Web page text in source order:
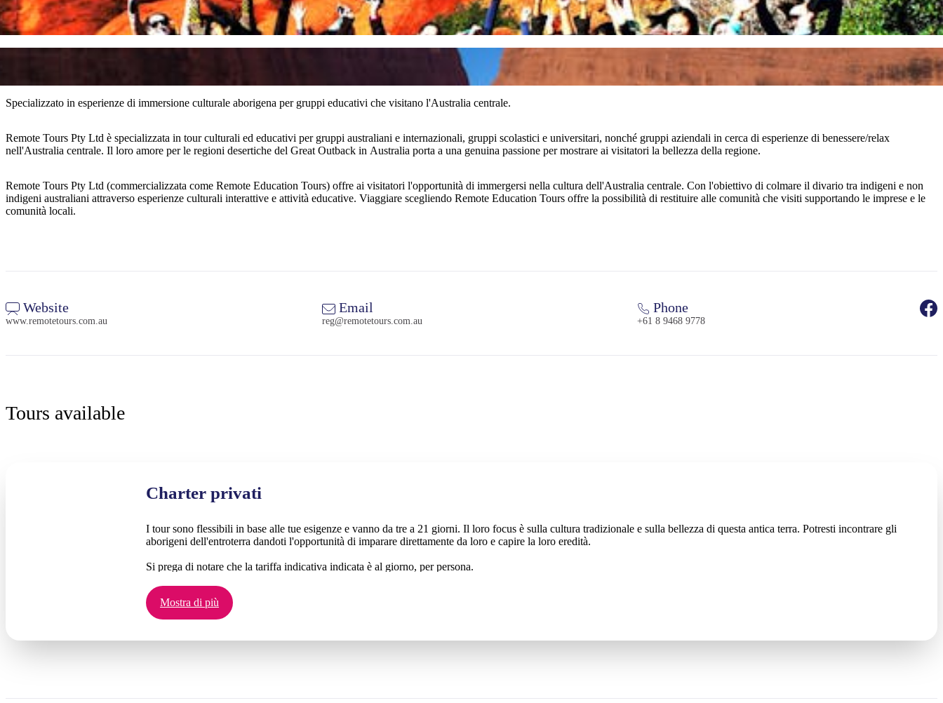
Specializzato in esperienze di immersione culturale aborigena per gruppi educativi che visitano l'Australia centrale.
Remote Tours Pty Ltd è specializzata in tour culturali ed educativi per gruppi australiani e internazionali, gruppi scolastici e universitari, nonché gruppi aziendali in cerca di esperienze di benessere/relax
nell'Australia centrale. Il loro amore per le regioni desertiche del Great Outback in Australia porta a una genuina passione per mostrare ai visitatori la bellezza della regione.
Remote Tours Pty Ltd (commercializzata come Remote Education Tours) offre ai visitatori l'opportunità di immergersi nella cultura dell'Australia centrale. Con l'obiettivo di colmare il divario tra indigeni e non
indigeni australiani attraverso esperienze culturali interattive e attività educative. Viaggiare scegliendo Remote Education Tours offre la possibilità di restituire alle comunità che visiti supportando le imprese e le
comunità locali.
Website
www.remotetours.com.au
Email
reg@remotetours.com.au
Phone
+61 8 9468 9778
Tours available
Charter privati
I tour sono flessibili in base alle tue esigenze e vanno da tre a 21 giorni. Il loro focus è sulla cultura tradizionale e sulla bellezza di questa antica terra. Potresti incontrare gli
aborigeni dell'entroterra dandoti l'opportunità di imparare direttamente da loro e capire la loro eredità.
Si prega di notare che la tariffa indicativa indicata è al giorno, per persona.
Mostra di più